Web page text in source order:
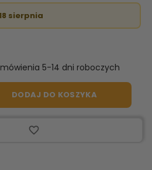
sierpnia
5-14 dni roboczych
DODAJ DO KOSZYKA
favorite_border